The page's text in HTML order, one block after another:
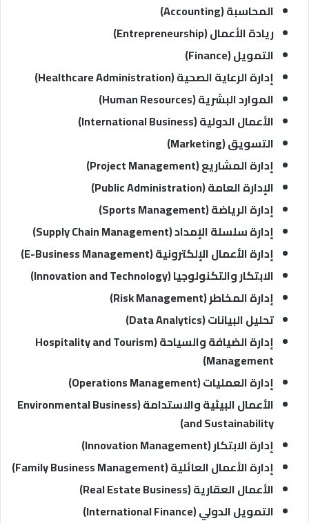
المحاسبة (Accounting)
ريادة الأعمال (Entrepreneurship)
التمويل (Finance)
إدارة الرعاية الصحية (Healthcare Administration)
الموارد البشرية (Human Resources)
الأعمال الدولية (International Business)
التسويق (Marketing)
إدارة المشاريع (Project Management)
الإدارة العامة (Public Administration)
إدارة الرياضة (Sports Management)
إدارة سلسلة الإمداد (Supply Chain Management)
إدارة الأعمال الإلكترونية (E-Business Management)
الابتكار والتكنولوجيا (Innovation and Technology)
إدارة المخاطر (Risk Management)
تحليل البيانات (Data Analytics)
إدارة الضيافة والسياحة (Hospitality and Tourism
Management)
إدارة العمليات (Operations Management)
الأعمال البيئية والاستدامة (Environmental Business
and Sustainability)
إدارة الابتكار (Innovation Management)
إدارة الأعمال العائلية (Family Business Management)
الأعمال العقارية (Real Estate Business)
التمويل الدولي (International Finance)